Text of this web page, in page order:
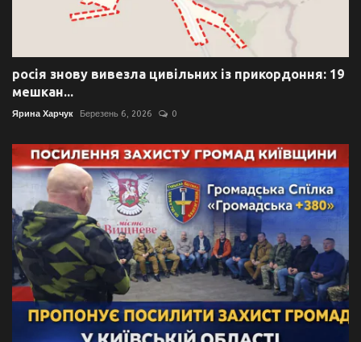
росія знову вивезла цивільних із прикордоння: 19
мешкан...
Ярина Харчук Березень 6, 2026 0